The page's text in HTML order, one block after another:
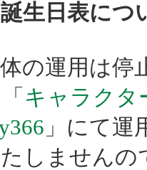
誕生日表に
の運用は停
キャラクタ
」にて
しません